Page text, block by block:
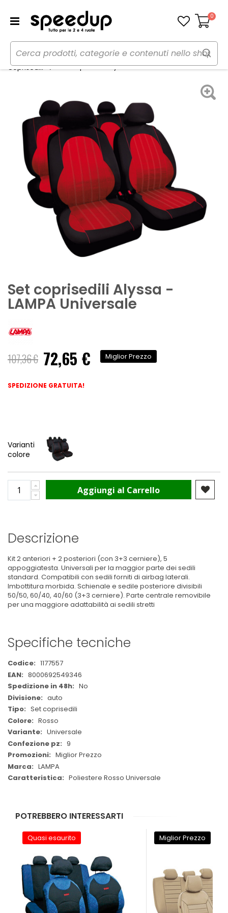
Carrello
0
Home Auto
Accessori interni e comfort
Coprisedili
Set coprisedili Alyssa - LAMPA
Set coprisedili Alyssa -
LAMPA Universale
107,36 € Prezzo
speciale
72,65 € Miglior Prezzo
SPEDIZIONE GRATUITA!
Varianti
colore
Aggiungi al Carrello
Descrizione
Kit 2 anteriori + 2 posteriori (con 3+3 cerniere), 5
appoggiatesta. Universali per la maggior parte dei sedili
standard. Compatibili con sedili forniti di airbag laterali.
Imbottitura morbida. Schienale e sedile posteriore divisibili
50/50, 60/40, 40/60 (3+3 cerniere). Parte centrale removibile
per una maggiore adattabilità ai sedili stretti
Specifiche tecniche
Maggiori
Informazioni
1177557
8000692549346
No
auto
Set coprisedili
Rosso
Universale
9
Miglior Prezzo
LAMPA
Poliestere Rosso Universale
POTREBBERO INTERESSARTI
Quasi esaurito Miglior Prezzo